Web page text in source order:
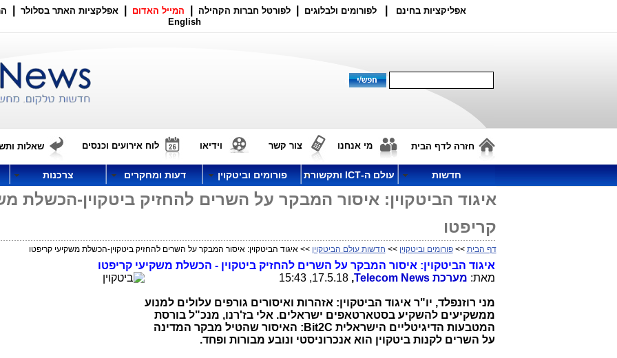
אפליקציות בחינם לפורומים ולבלוגים לפורטל חברות הקהילה המייל האדום אפלקציות האתר בסלולר
English
חזרה לדף הבית מי אנחנו צור קשר וידיאו לוח אירועים וכנסים שאלות
חדשות עולם ה-ICT ותקשורת פורומים וביטקוין דעות ומחקרים צרכנות
איגוד הביטקוין: איסור המבקר על השרים להחזיק ביטקוין-הכשלת
קריפטו
דף הבית >>פורומים וביטקוין >> חדשות עולם הביטקוין >> איגוד הביטקוין: איסור המבקר על השרים להחזיק ביטקוין-הכשלת משקיעי קריפטו
איגוד הביטקוין: איסור המבקר על השרים להחזיק ביטקוין - הכשלת משקיעי קריפטו
מאת: מערכתTelecom News
,
17.5.18, 15:43
מני רוזנפלד, יו"ר איגוד הביטקוין: אזהרות ואיסורים גורפים עלולים למנוע
ממשקיעים להשקיע בסטארטאפים ישראלים. אלי בז'רנו, מנכ"ל בורסת
המטבעות הדיגיטליים הישראלית Bit2C: ה
איסור שהטיל מבקר המדינה
על השרים לקנות ביטקוין הוא אנכרוניסטי ונובע מבורות ופחד.